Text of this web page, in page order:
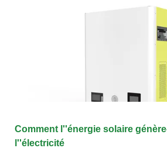
Comment l''énergie solaire
l''électricité